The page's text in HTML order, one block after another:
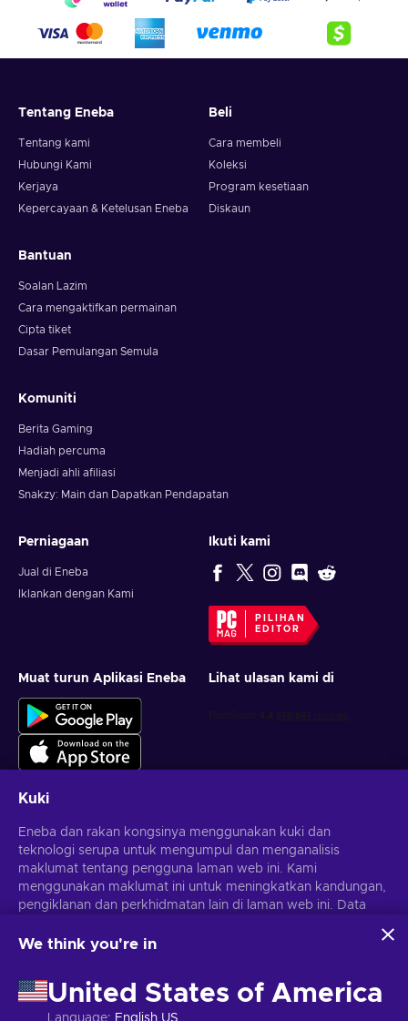
Tentang Eneba
Tentang kami
Hubungi Kami
Kerjaya
Kepercayaan & Ketelusan Eneba
Beli
Cara membeli
Koleksi
Program kesetiaan
Diskaun
Bantuan
Soalan Lazim
Cara mengaktifkan permainan
Cipta tiket
Dasar Pemulangan Semula
Komuniti
Berita Gaming
Hadiah percuma
Menjadi ahli afiliasi
Snakzy: Main dan Dapatkan Pendapatan
Perniagaan
Jual di Eneba
Iklankan dengan Kami
Ikuti kami
PILIHAN
EDITOR
Muat turun Aplikasi Eneba Lihat ulasan kami di
Dapatkan tawaran permainan yang diperibadikan
Langgan
Anda boleh berhenti melanggan pada bila-bila masa.Lawati notis
Kuki
Eneba dan rakan kongsinya menggunakan kuki dan
teknologi serupa untuk mengumpul dan menganalisis
maklumat tentang pengguna laman web ini. Kami
menggunakan maklumat ini untuk meningkatkan kandungan,
pengiklanan dan perkhidmatan lain di laman web ini. Data
iklan.
penggunaan teknologi ini oleh Eneba dan rakan kongsinya.
Anda boleh melaraskan persetujuan anda dengan mengklik
'Sesuaikan'.
We think you're in
United States of America
Language: English US